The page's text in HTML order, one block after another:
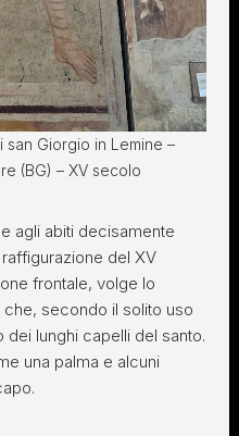
san Giorgio in Lemine –
(BG) – XV secolo
agli abiti decisamente
del XV
frontale, volge lo
secondo il solito uso
lunghi capelli del santo.
una palma e alcuni